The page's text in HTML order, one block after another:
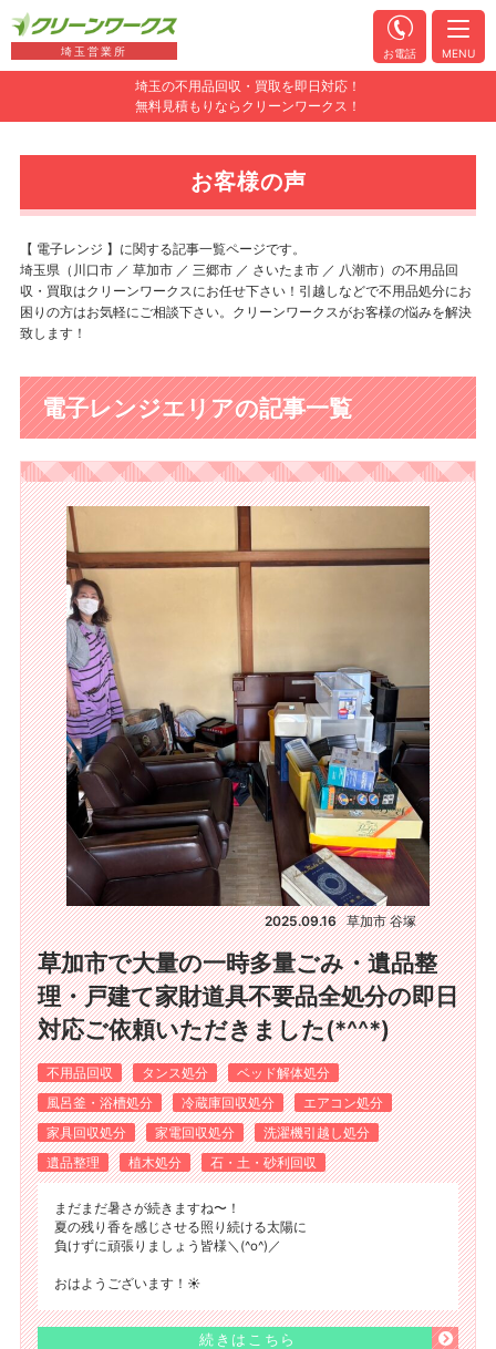
埼玉の不用品回収・買取を即日対応！
無料見積もりならクリーンワークス！
埼玉営業所 お電話 MENU
お客様の声
【 電子レンジ 】に関する記事一覧ページです。
埼玉県（川口市 ／ 草加市 ／ 三郷市 ／ さいたま市 ／ 八潮市）の不用品回
収・買取はクリーンワークスにお任せ下さい！引越しなどで不用品処分にお
困りの方はお気軽にご相談下さい。クリーンワークスがお客様の悩みを解決
致します！
電子レンジエリアの記事一覧
2025.09.16 草加市 谷塚
草加市で大量の一時多量ごみ・遺品整
理・戸建て家財道具不要品全処分の即日
対応ご依頼いただきました(*^^*)
不用品回収 タンス処分
ベッド解体処分
風呂釜・浴槽処分
冷蔵庫回収処分
エアコン処分
家具回収処分
家電回収処分
洗濯機引越し処分
遺品整理
植木処分 石・土・砂利回収
まだまだ暑さが続きますね〜！
夏の残り香を感じさせる照り続ける太陽に
負けずに頑張りましょう皆様＼(^o^)／
おはようございます！☀️
続きはこちら